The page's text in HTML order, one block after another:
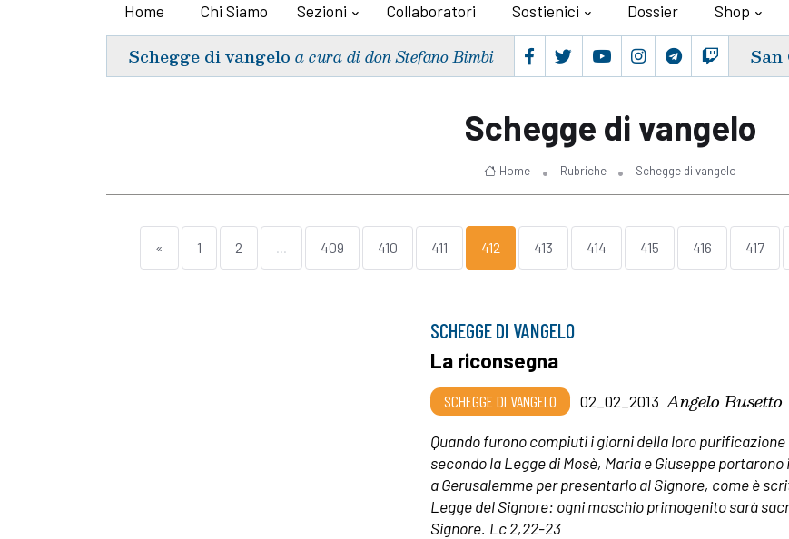
Home Chi Siamo Sezioni Collaboratori Sostienici Dossier Shop
Schegge di vangelo a cura di don Stefano Bimbi San
Schegge di vangelo
Home Rubriche Schegge di vangelo
« 1 2 ... 409 410 411 412 413 414 415 416 417
SCHEGGE DI VANGELO
La riconsegna
SCHEGGE DI VANGELO 02_02_2013 Angelo Busetto
Quando furono compiuti i giorni della loro
secondo la Legge di Mosè, Maria e Giuseppe
a Gerusalemme per presentarlo al Signore, come è
Legge del Signore: ogni maschio primogenito sarà
Signore. Lc 2,22-23